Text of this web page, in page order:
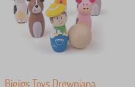
Bigjigs Toys Drewniana